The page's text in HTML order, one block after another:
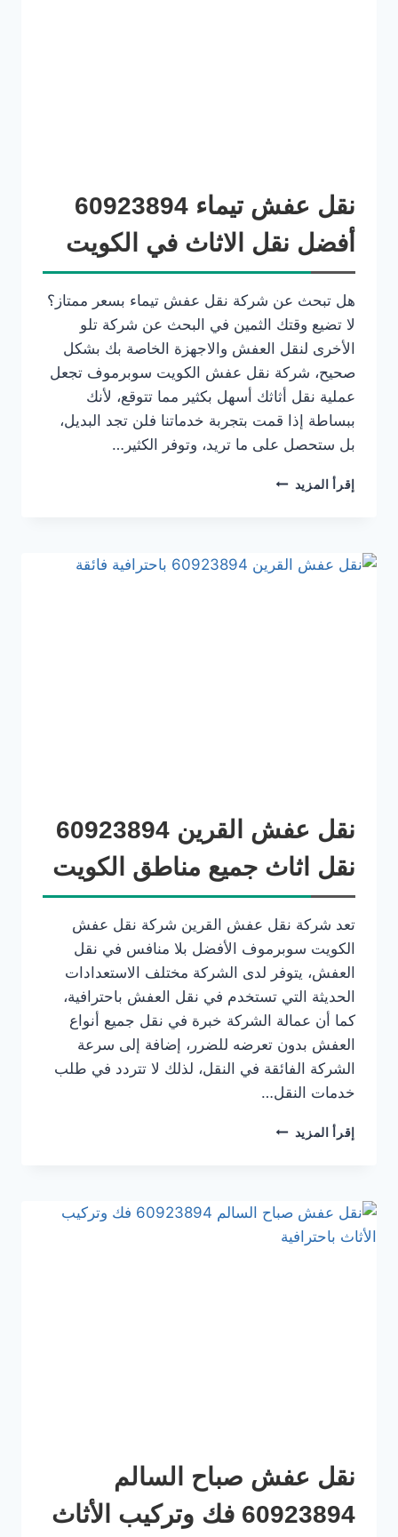
نقل عفش تيماء 60923894
أفضل نقل الاثاث في الكويت
هل تبحث عن شركة نقل عفش تيماء بسعر ممتاز؟
لا تضيع وقتك الثمين في البحث عن شركة تلو
الأخرى لنقل العفش والاجهزة الخاصة بك بشكل
صحيح، شركة نقل عفش الكويت سوبرموف تجعل
عملية نقل أثاثك أسهل بكثير مما تتوقع، لأنك
ببساطة إذا قمت بتجربة خدماتنا فلن تجد البديل،
بل ستحصل على ما تريد، وتوفر الكثير…
إقرأ المزيد
نقل عفش القرين 60923894
نقل اثاث جميع مناطق الكويت
تعد شركة نقل عفش القرين شركة نقل عفش
الكويت سوبرموف الأفضل بلا منافس في نقل
العفش، يتوفر لدى الشركة مختلف الاستعدادات
الحديثة التي تستخدم في نقل العفش باحترافية،
كما أن عمالة الشركة خبرة في نقل جميع أنواع
العفش بدون تعرضه للضرر، إضافة إلى سرعة
الشركة الفائقة في النقل، لذلك لا تتردد في طلب
خدمات النقل…
إقرأ المزيد
نقل عفش صباح السالم
60923894 فك وتركيب الأثاث